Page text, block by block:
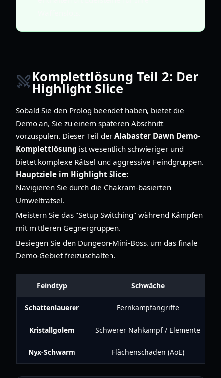
Komplettlösung Teil 2: Der
Highlight Slice
Sobald Sie den Prolog beendet haben, bietet die
Demo an, Sie zu einem späteren Abschnitt
vorzuspulen. Dieser Teil der Alabaster Dawn Demo-
Komplettlösung ist wesentlich schwieriger und
bietet komplexe Rätsel und aggressive Feindgruppen.
Hauptziele im Highlight Slice:
Navigieren Sie durch die Chakram-basierten
Umwelträtsel.
Meistern Sie das "Setup Switching" während Kämpfen
mit mittleren Gegnergruppen.
Besiegen Sie den Dungeon-Mini-Boss, um das finale
Demo-Gebiet freizuschalten.
Feindtyp Schwäche
Schattenlauerer Fernkampfangriffe
Kristallgolem Schwerer Nahkampf / Elemente
Nyx-Schwarm Flächenschaden (AoE)